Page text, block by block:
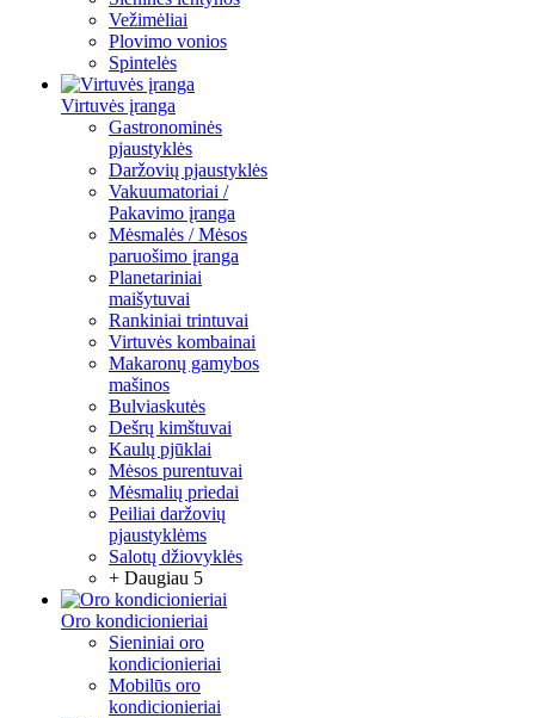
Vežimėliai
Plovimo vonios
Spintelės
Virtuvės įranga
Gastronominės
pjaustyklės
Daržovių pjaustyklės
Vakuumatoriai /
Pakavimo įranga
Mėsmalės / Mėsos
paruošimo įranga
Planetariniai
maišytuvai
Rankiniai trintuvai
Virtuvės kombainai
Makaronų gamybos
mašinos
Bulviaskutės
Dešrų kimštuvai
Kaulų pjūklai
Mėsos purentuvai
Mėsmalių priedai
Peiliai daržovių
pjaustyklėms
Salotų džiovyklės
+ Daugiau 5
Oro kondicionieriai
Sieniniai oro
kondicionieriai
Mobilūs oro
kondicionieriai